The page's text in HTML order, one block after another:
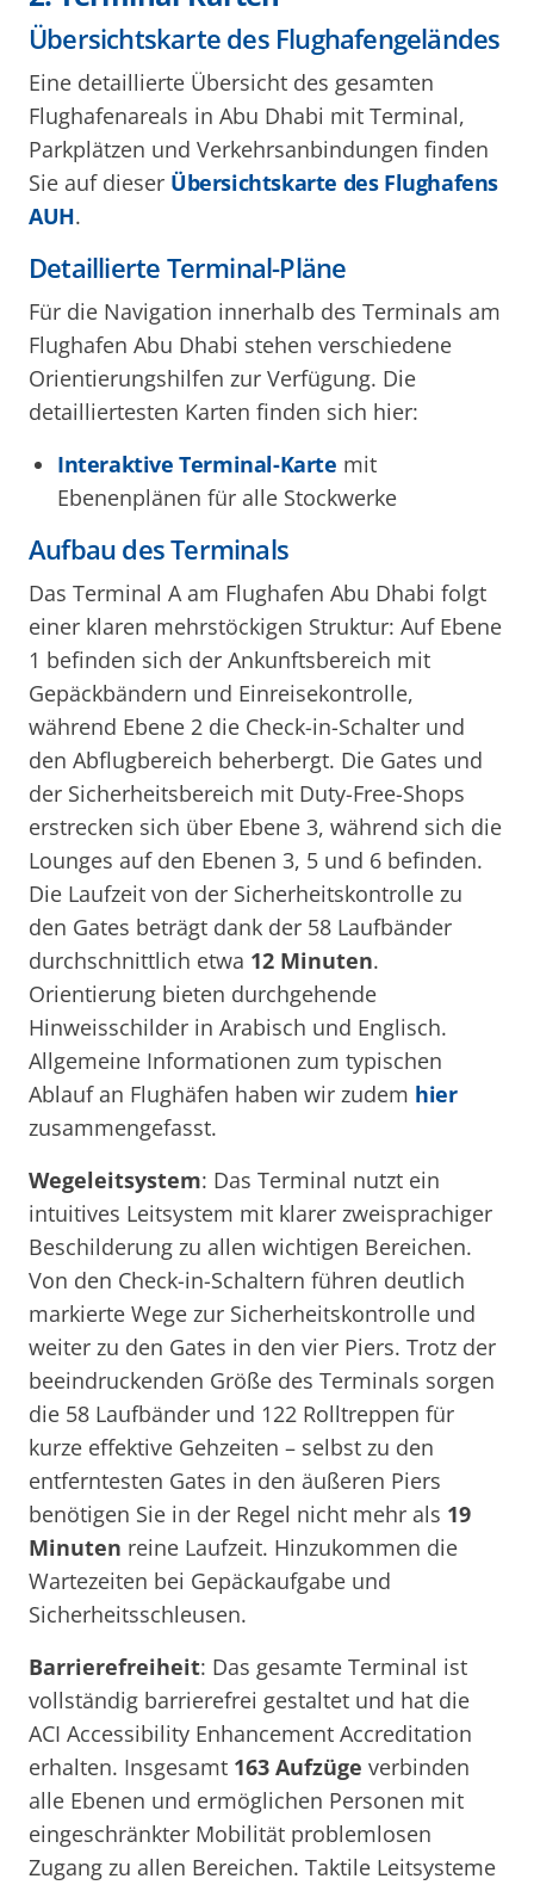
Übersichtskarte des Flughafengeländes
Eine detaillierte Übersicht des gesamten
Flughafenareals in Abu Dhabi mit Terminal,
Parkplätzen und Verkehrsanbindungen finden
Sie auf dieser Übersichtskarte des Flughafens
AUH.
Detaillierte Terminal-Pläne
Für die Navigation innerhalb des Terminals am
Flughafen Abu Dhabi stehen verschiedene
Orientierungshilfen zur Verfügung. Die
detailliertesten Karten finden sich hier:
Interaktive Terminal-Karte mit
Ebenenplänen für alle Stockwerke
Aufbau des Terminals
Das Terminal A am Flughafen Abu Dhabi folgt
einer klaren mehrstöckigen Struktur: Auf Ebene
1 befinden sich der Ankunftsbereich mit
Gepäckbändern und Einreisekontrolle,
während Ebene 2 die Check-in-Schalter und
den Abflugbereich beherbergt. Die Gates und
der Sicherheitsbereich mit Duty-Free-Shops
erstrecken sich über Ebene 3, während sich die
Lounges auf den Ebenen 3, 5 und 6 befinden.
Die Laufzeit von der Sicherheitskontrolle zu
den Gates beträgt dank der 58 Laufbänder
durchschnittlich etwa 12 Minuten.
Orientierung bieten durchgehende
Hinweisschilder in Arabisch und Englisch.
Allgemeine Informationen zum typischen
Ablauf an Flughäfen haben wir zudem hier
zusammengefasst.
Wegeleitsystem: Das Terminal nutzt ein
intuitives Leitsystem mit klarer zweisprachiger
Beschilderung zu allen wichtigen Bereichen.
Von den Check-in-Schaltern führen deutlich
markierte Wege zur Sicherheitskontrolle und
weiter zu den Gates in den vier Piers. Trotz der
beeindruckenden Größe des Terminals sorgen
die 58 Laufbänder und 122 Rolltreppen für
kurze effektive Gehzeiten – selbst zu den
entferntesten Gates in den äußeren Piers
benötigen Sie in der Regel nicht mehr als 19
Minuten reine Laufzeit. Hinzukommen die
Wartezeiten bei Gepäckaufgabe und
Sicherheitsschleusen.
Barrierefreiheit: Das gesamte Terminal ist
vollständig barrierefrei gestaltet und hat die
ACI Accessibility Enhancement Accreditation
erhalten. Insgesamt 163 Aufzüge verbinden
alle Ebenen und ermöglichen Personen mit
eingeschränkter Mobilität problemlosen
Zugang zu allen Bereichen. Taktile Leitsysteme